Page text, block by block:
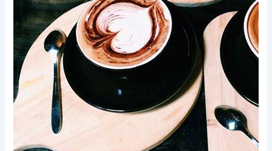
Xem thêm